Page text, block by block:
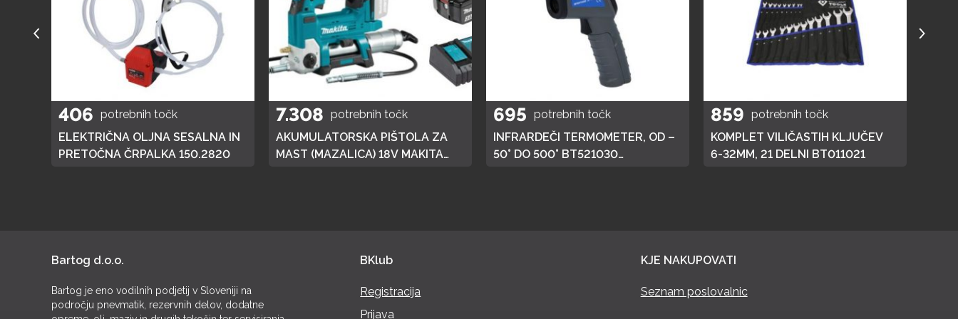
406 potrebnih točk
ELEKTRIČNA OLJNA SESALNA IN
PRETOČNA ČRPALKA 150.2820
7.308 potrebnih točk
AKUMULATORSKA PIŠTOLA ZA
MAST (MAZALICA) 18V MAKITA
695 potrebnih točk
INFRARDEČI TERMOMETER, OD –
50° DO 500° BT521030
859 potrebnih točk
KOMPLET VILIČASTIH KLJUČEV
6-32MM, 21 DELNI BT011021
Bartog d.o.o.
Bartog je eno vodilnih podjetij v Sloveniji na
področju pnevmatik, rezervnih delov, dodatne
BKlub
Registracija
Prijava
KJE NAKUPOVATI
Seznam poslovalnic